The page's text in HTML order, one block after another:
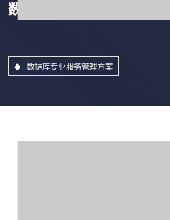
数据库专业服务管理方案
数据库专业服务管理方案